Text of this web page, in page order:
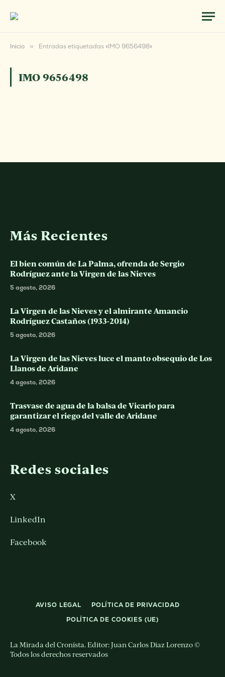
Inicio » Entradas etiquetadas «IMO 9656498»
IMO 9656498
Más Recientes
El bien común de La Palma, ofrenda de Sergio
Rodríguez ante la Virgen de las Nieves
5 agosto, 2026
La Virgen de las Nieves y el almirante Amancio
Rodríguez Castaños (1933-2014)
5 agosto, 2026
La Virgen de las Nieves luce el manto obsequio de Los
Llanos de Aridane
4 agosto, 2026
Trasvase de agua de la balsa de Vicario para
garantizar el riego del valle de Aridane
4 agosto, 2026
Redes sociales
X
LinkedIn
Facebook
AVISO LEGAL
POLÍTICA DE PRIVACIDAD
POLÍTICA DE COOKIES (UE)
La Mirada del Cronista. Editor: Juan Carlos Diaz Lorenzo ©
Todos los derechos reservados